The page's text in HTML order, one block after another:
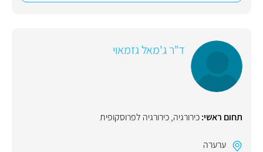
ד"ר ג'מאל גזמאוי
תחום ראשי:כירורגיה,כירורגיה לפרוסקופית
ערערה